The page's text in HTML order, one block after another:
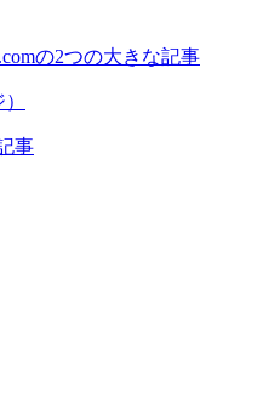
の2つの大きな記事
事